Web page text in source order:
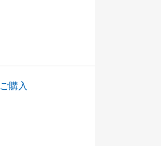
ご購入